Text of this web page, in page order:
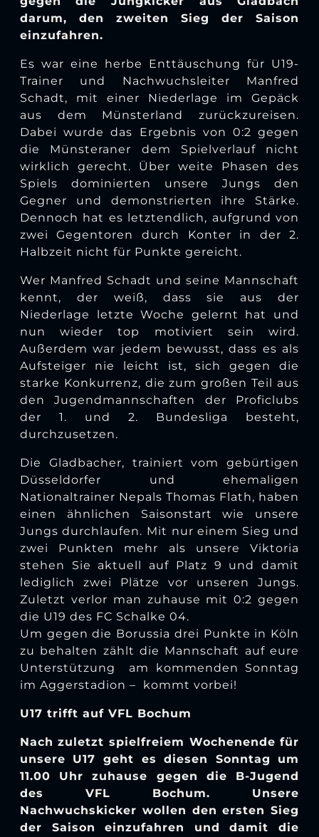
darum, den zweiten Sieg der Saison
einzufahren.
Es war eine herbe Enttäuschung für U19-
Trainer und Nachwuchsleiter Manfred
Schadt, mit einer Niederlage im Gepäck
aus dem Münsterland zurückzureisen.
Dabei wurde das Ergebnis von 0:2 gegen
die Münsteraner dem Spielverlauf nicht
wirklich gerecht. Über weite Phasen des
Spiels dominierten unsere Jungs den
Gegner und demonstrierten ihre Stärke.
Dennoch hat es letztendlich, aufgrund von
zwei Gegentoren durch Konter in der 2.
Halbzeit nicht für Punkte gereicht.
Wer Manfred Schadt und seine Mannschaft
kennt, der weiß, dass sie aus der
Niederlage letzte Woche gelernt hat und
nun wieder top motiviert sein wird.
Außerdem war jedem bewusst, dass es als
Aufsteiger nie leicht ist, sich gegen die
starke Konkurrenz, die zum großen Teil aus
den Jugendmannschaften der Proficlubs
der 1. und 2. Bundesliga besteht,
durchzusetzen.
Die Gladbacher, trainiert vom gebürtigen
Düsseldorfer und ehemaligen
Nationaltrainer Nepals Thomas Flath, haben
einen ähnlichen Saisonstart wie unsere
Jungs durchlaufen. Mit nur einem Sieg und
zwei Punkten mehr als unsere Viktoria
stehen Sie aktuell auf Platz 9 und damit
lediglich zwei Plätze vor unseren Jungs.
Zuletzt verlor man zuhause mit 0:2 gegen
die U19 des FC Schalke 04.
Um gegen die Borussia drei Punkte in Köln
zu behalten zählt die Mannschaft auf eure
Unterstützung am kommenden Sonntag
im Aggerstadion – kommt vorbei!
U17 trifft auf VFL Bochum
Nach zuletzt spielfreiem Wochenende für
unsere U17 geht es diesen Sonntag um
11.00 Uhr zuhause gegen die B-Jugend
des VFL Bochum. Unsere
Nachwuchskicker wollen den ersten Sieg
der Saison einzufahren und damit die